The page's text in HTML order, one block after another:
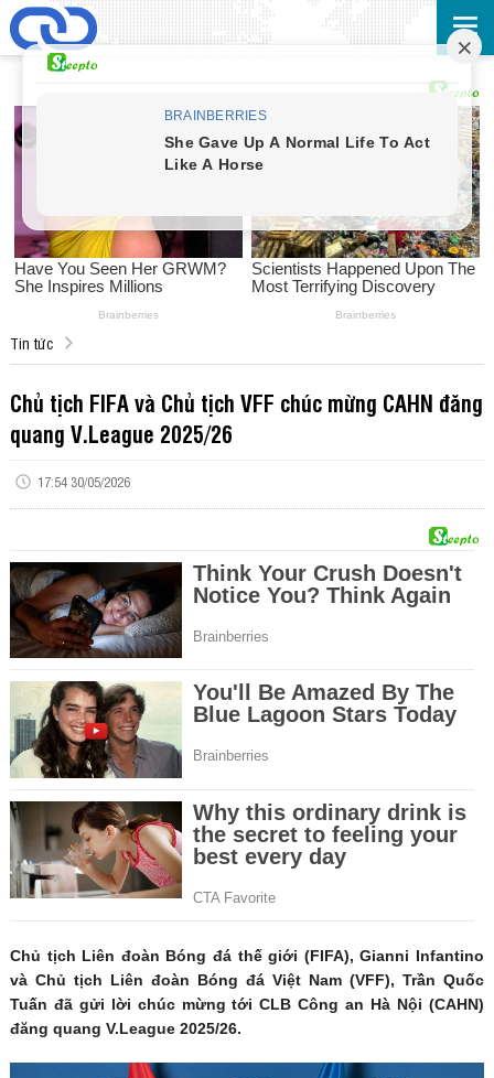
Tin tức
Chủ tịch FIFA và Chủ tịch VFF chúc mừng CAHN đăng
quang V.League 2025/26
17:54 30/05/2026
Chủ tịch Liên đoàn Bóng đá thế giới (FIFA), Gianni Infantino
và Chủ tịch Liên đoàn Bóng đá Việt Nam (VFF), Trần Quốc
Tuấn đã gửi lời chúc mừng tới CLB Công an Hà Nội (CAHN)
đăng quang V.League 2025/26.